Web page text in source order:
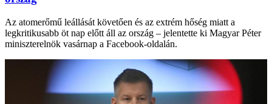
Az atomerőmű leállását követően és az extrém hőség miatt a
legkritikusabb öt nap előtt áll az ország – jelentette ki Magyar Péter
miniszterelnök vasárnap a Facebook-oldalán.